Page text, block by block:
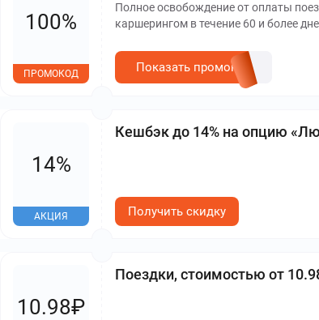
Полное освобождение от оплаты
каршерингом в течение 60 и более
100%
ПРОМОКОД Показать промокод
Кешбэк до 14% на опцию
14%
АКЦИЯ Получить скидку
Поездки, стоимостью от
10.98₽